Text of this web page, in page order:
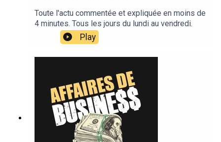
Toute l'actu commentée et expliquée en moins de
4 minutes. Tous les jours du lundi au vendredi.
Play